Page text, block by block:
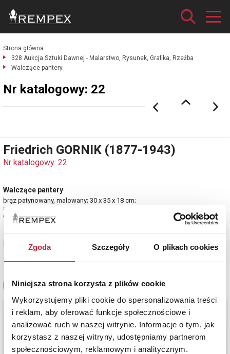
Zgoda Szczegóły O plikach cookies
Niniejsza strona korzysta z plików cookie
Wykorzystujemy pliki cookie do spersonalizowania treści
i reklam, aby oferować funkcje społecznościowe i
analizować ruch w naszej witrynie. Informacje o tym, jak
korzystasz z naszej witryny, udostępniamy partnerom
społecznościowym, reklamowym i analitycznym.
Strona główna
328 Aukcja Sztuki Dawnej - Malarstwo, Rysunek, Grafika, Rzeźba
Walczące pantery.
Nr katalogowy: 22
Friedrich GORNIK (1877-1943)
Nr katalogowy: 22
Walczące pantery
brąz patynowany, malowany; 30 x 35 x 18 cm;
sygn.: F.Gornik / AR
estymacja: 8 000 - 9 000 zł
Zobacz pełne informacje